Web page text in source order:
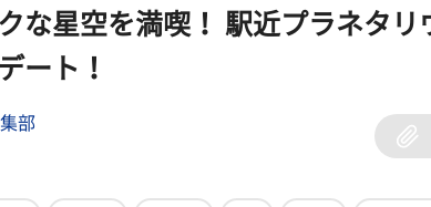
な星空を満喫！ 駅近プラネタリ
ート！
部